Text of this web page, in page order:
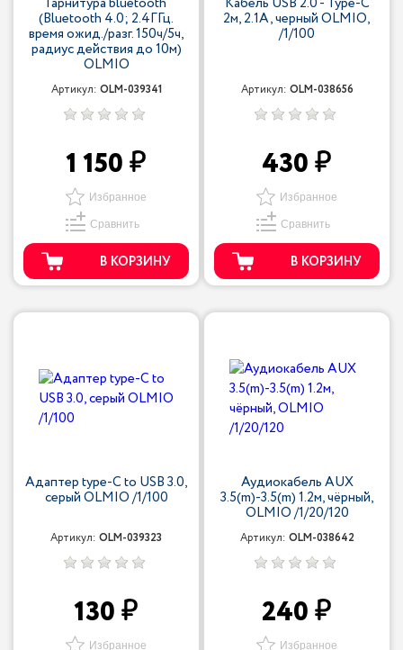
(Bluetooth 4.0; 2.4ГГц.
время ожид./разг. 150ч/5ч,
радиус действия до 10м)
OLMIO
Артикул: OLM-039341
1 150
Избранное
Сравнить
В КОРЗИНУ
2м, 2.1A, черный OLMIO,
/1/100
Артикул: OLM-038656
430
Избранное
Сравнить
В КОРЗИНУ
Адаптер type-C to USB 3.0,
серый OLMIO /1/100
Артикул: OLM-039323
130
Избранное
Аудиокабель AUX
3.5(m)-3.5(m) 1.2м, чёрный,
OLMIO /1/20/120
Артикул: OLM-038642
240
Избранное